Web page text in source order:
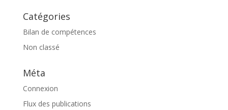
Catégories
Bilan de compétences
Non classé
Méta
Connexion
Flux des publications